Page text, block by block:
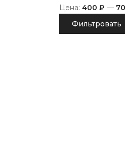
Фильтровать
Цена: 400 ₽ —